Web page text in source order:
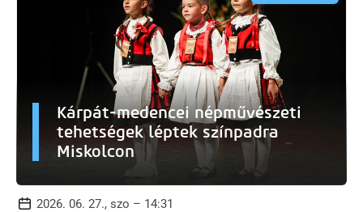
Kárpát-medencei népművészeti
tehetségek léptek színpadra
Miskolcon
2026. 06. 27., szo – 14:31